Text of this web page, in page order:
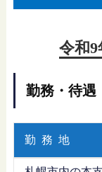
令和
勤務・待遇
勤 務 地